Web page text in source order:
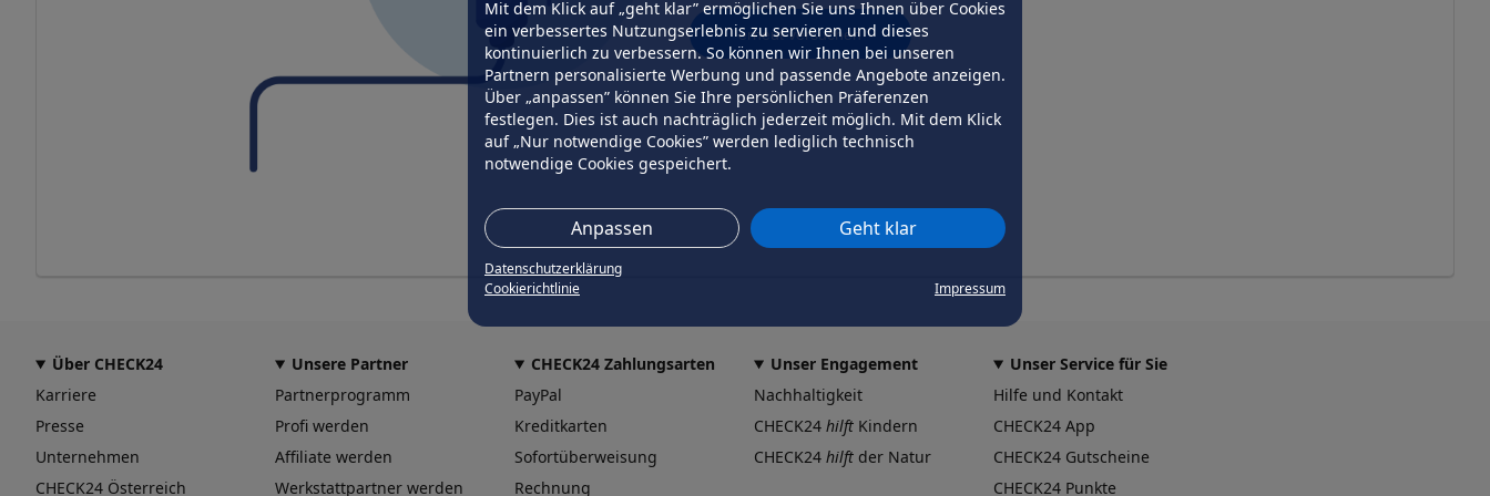
Mit dem Klick auf „geht klar” ermöglichen Sie uns Ihnen über Cookies
ein verbessertes Nutzungserlebnis zu servieren und dieses
kontinuierlich zu verbessern. So können wir Ihnen bei unseren
Partnern personalisierte Werbung und passende Angebote anzeigen.
Über „anpassen” können Sie Ihre persönlichen Präferenzen
festlegen. Dies ist auch nachträglich jederzeit möglich. Mit dem Klick
auf „Nur notwendige Cookies” werden lediglich technisch
notwendige Cookies gespeichert.
Anpassen Geht klar
Datenschutzerklärung
Cookierichtlinie
Impressum
erneut versuchen
Über CHECK24
Karriere
Presse
Unternehmen
CHECK24 Österreich
Unsere Partner
Partnerprogramm
Profi werden
Affiliate werden
Werkstattpartner werden
CHECK24 Zahlungsarten
PayPal
Kreditkarten
Sofortüberweisung
Rechnung
Unser Engagement
Nachhaltigkeit
CHECK24 hilft Kindern
CHECK24 hilft der Natur
Unser Service für Sie
Hilfe und Kontakt
CHECK24 App
CHECK24 Gutscheine
CHECK24 Punkte